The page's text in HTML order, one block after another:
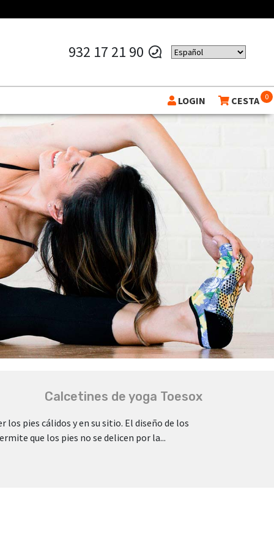
932 17 21 90
LOGIN CESTA 0
Calcetines de yoga Toesox
pies cálidos y en su sitio. El diseño de los
que los pies no se delicen por la...